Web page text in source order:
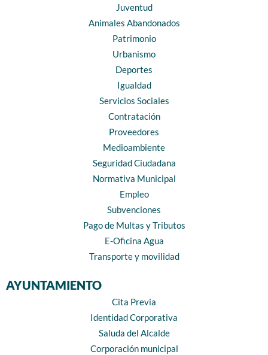
Juventud
Animales Abandonados
Patrimonio
Urbanismo
Deportes
Igualdad
Servicios Sociales
Contratación
Proveedores
Medioambiente
Seguridad Ciudadana
Normativa Municipal
Empleo
Subvenciones
Pago de Multas y Tributos
E-Oficina Agua
Transporte y movilidad
AYUNTAMIENTO
Cita Previa
Identidad Corporativa
Saluda del Alcalde
Corporación municipal